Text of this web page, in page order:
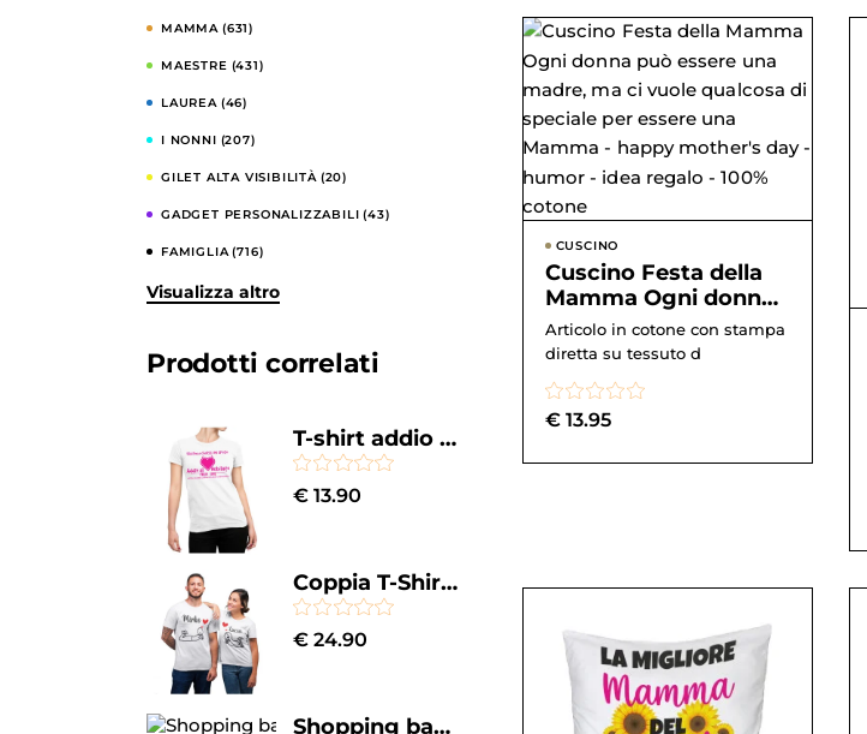
CUSCINO
Cuscino Festa della
Mamma Ogni donna
può essere una
madre, ma ci vuole
Articolo in cotone con stampa
diretta su tessuto d
€13.95
MAMMA (631)
MAESTRE (431)
LAUREA (46)
I NONNI (207)
GILET ALTA VISIBILITÀ (20)
GADGET PERSONALIZZABILI (43)
FAMIGLIA (716)
COMPLEANNI (344)
CASA E CUCINA (857)
BAMBINI
Visualizza altro
Prodotti correlati
T-shirt addio al nubilato forse mi sposo
€ 13.90
Coppia T-Shirt Magliette PERSONALIZZABILI SanValentino cartoon love disegno Regalo Lui e Lei innamorati Anniversario Matrimonio Fidanzati Innamorati
€ 24.90
Shopping bag Maestra - oltre ai tuoi insegnanti ogni giorno ci regali un sorriso - grazie maestra - idea regalo - dimensioni 40x40 cm